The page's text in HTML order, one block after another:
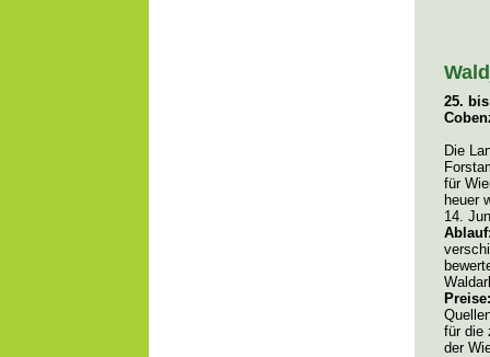
25.
Die
für
heuer
14.
für die
der